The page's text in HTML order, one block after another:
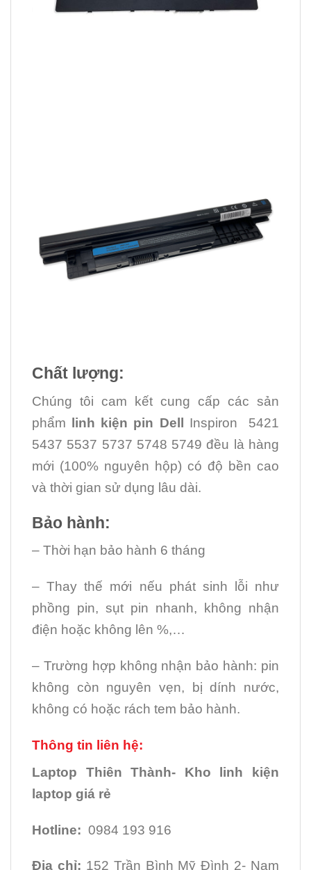
Chất lượng:
Chúng tôi cam kết cung cấp các sản
phẩm
linh kiện pin Dell
Inspiron 5421
5437 5537 5737 5748 5749 đều là hàng
mới (100% nguyên hộp) có độ bền cao
và thời gian sử dụng lâu dài.
Bảo hành:
– Thời hạn bảo hành 6 tháng
– Thay thế mới nếu phát sinh lỗi như
phồng pin, sụt pin nhanh, không nhận
điện hoặc không lên %,…
– Trường hợp không nhận bảo hành: pin
không còn nguyên vẹn, bị dính nước,
không có hoặc rách tem bảo hành.
Thông tin liên hệ:
Laptop Thiên Thành- Kho linh kiện
laptop giá rẻ
Hotline: 0984 193 916
Địa chỉ: 152 Trần Bình Mỹ Đình 2- Nam